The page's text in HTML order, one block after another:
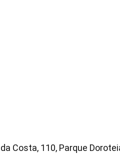
Costa, 110, Parque